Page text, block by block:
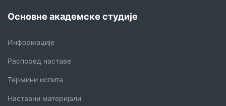
Основне академске студије
Информације
Распоред наставе
Термини испита
Наставни материјали